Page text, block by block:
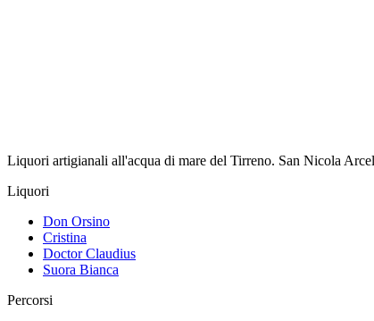
Liquori artigianali all'acqua di mare del Tirreno. San Nicola
Liquori
Don Orsino
Cristina
Doctor Claudius
Suora Bianca
Percorsi